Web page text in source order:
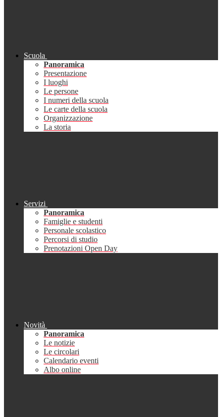
Scuola
Panoramica
Presentazione
I luoghi
Le persone
I numeri della scuola
Le carte della scuola
Organizzazione
La storia
Servizi
Panoramica
Famiglie e studenti
Personale scolastico
Percorsi di studio
Prenotazioni Open Day
Novità
Panoramica
Le notizie
Le circolari
Calendario eventi
Albo online